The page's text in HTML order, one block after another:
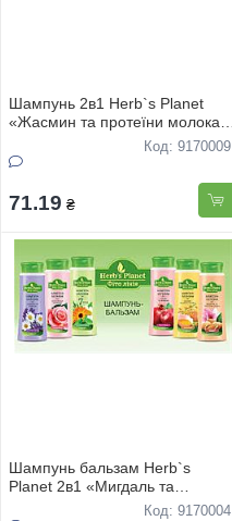
Шампунь 2в1 Herb`s Planet
«Жасмин та протеїни молока»
Код: 9170009
71.19 ₴
Шампунь бальзам Herb`s
Planet 2в1 «Мигдаль та
протеїни шовку» 240млКод: 9170004